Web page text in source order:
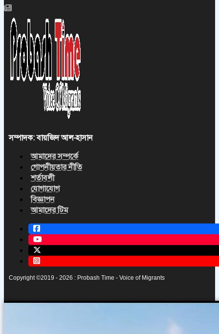
সম্পাদক: বায়জিদ আল-হাসান
আমাদের সম্পর্কে
গোপনীয়তার নীতি
শর্তাবলী
যোগাযোগ
বিজ্ঞাপন
আমাদের টিম
Copyright ©2019 - 2026 : Probash Time - Voice of Migrants